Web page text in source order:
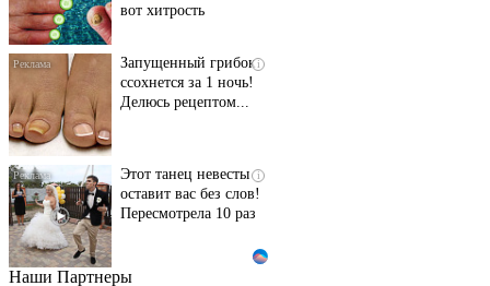
вот хитрость
i
Запущенный грибок
ссохнется за 1 ночь!
Делюсь рецептом...
i
Этот танец невесты
оставит вас без слов!
Пересмотрела 10 раз
Наши Партнеры